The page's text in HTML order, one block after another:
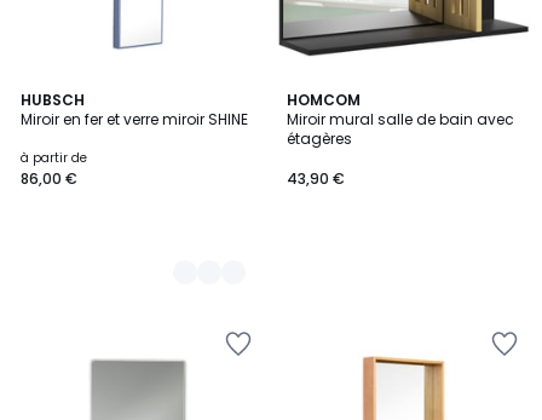
HUBSCH
Miroir en fer et verre miroir SHINE
à partir de
86,00 €
2
Couleurs
HOMCOM
Miroir mural salle de bain avec
étagères
43,90 €